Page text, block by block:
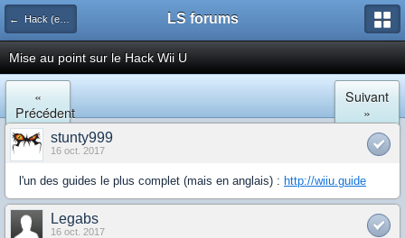
← Hack (exploits, homebrews...) LS forums
Mise au point sur le Hack Wii U
«
Précédent
Suivant
»
stunty999
16 oct. 2017
l'un des guides le plus complet (mais en anglais) : http://wiiu.guide
Legabs
16 oct. 2017